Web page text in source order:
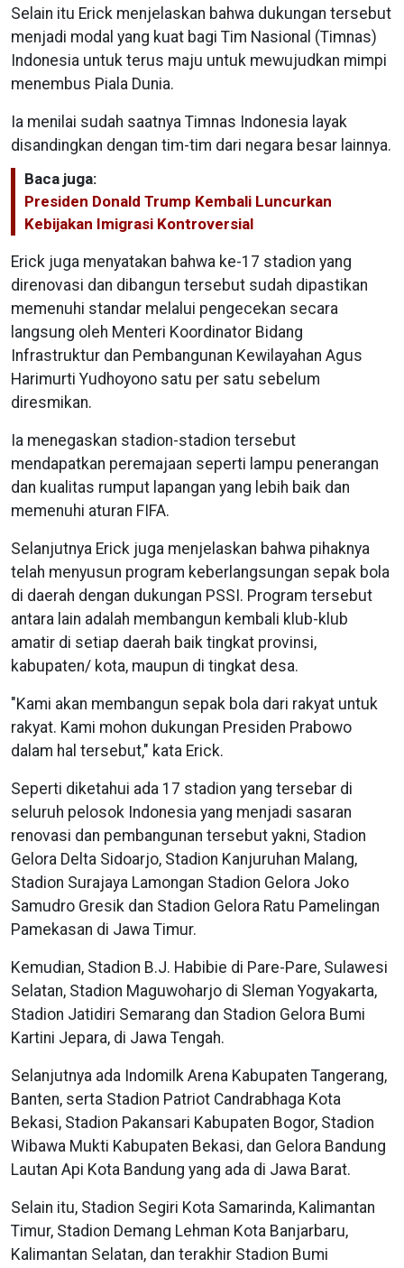
Selain itu Erick menjelaskan bahwa dukungan tersebut
menjadi modal yang kuat bagi Tim Nasional (Timnas)
Indonesia untuk terus maju untuk mewujudkan mimpi
menembus Piala Dunia.
Ia menilai sudah saatnya Timnas Indonesia layak
disandingkan dengan tim-tim dari negara besar lainnya.
Baca juga:
Presiden Donald Trump Kembali Luncurkan
Kebijakan Imigrasi Kontroversial
Erick juga menyatakan bahwa ke-17 stadion yang
direnovasi dan dibangun tersebut sudah dipastikan
memenuhi standar melalui pengecekan secara
langsung oleh Menteri Koordinator Bidang
Infrastruktur dan Pembangunan Kewilayahan Agus
Harimurti Yudhoyono satu per satu sebelum
diresmikan.
Ia menegaskan stadion-stadion tersebut
mendapatkan peremajaan seperti lampu penerangan
dan kualitas rumput lapangan yang lebih baik dan
memenuhi aturan FIFA.
Selanjutnya Erick juga menjelaskan bahwa pihaknya
telah menyusun program keberlangsungan sepak bola
di daerah dengan dukungan PSSI. Program tersebut
antara lain adalah membangun kembali klub-klub
amatir di setiap daerah baik tingkat provinsi,
kabupaten/ kota, maupun di tingkat desa.
"Kami akan membangun sepak bola dari rakyat untuk
rakyat. Kami mohon dukungan Presiden Prabowo
dalam hal tersebut," kata Erick.
Seperti diketahui ada 17 stadion yang tersebar di
seluruh pelosok Indonesia yang menjadi sasaran
renovasi dan pembangunan tersebut yakni, Stadion
Gelora Delta Sidoarjo, Stadion Kanjuruhan Malang,
Stadion Surajaya Lamongan Stadion Gelora Joko
Samudro Gresik dan Stadion Gelora Ratu Pamelingan
Pamekasan di Jawa Timur.
Kemudian, Stadion B.J. Habibie di Pare-Pare, Sulawesi
Selatan, Stadion Maguwoharjo di Sleman Yogyakarta,
Stadion Jatidiri Semarang dan Stadion Gelora Bumi
Kartini Jepara, di Jawa Tengah.
Selanjutnya ada Indomilk Arena Kabupaten Tangerang,
Banten, serta Stadion Patriot Candrabhaga Kota
Bekasi, Stadion Pakansari Kabupaten Bogor, Stadion
Wibawa Mukti Kabupaten Bekasi, dan Gelora Bandung
Lautan Api Kota Bandung yang ada di Jawa Barat.
Selain itu, Stadion Segiri Kota Samarinda, Kalimantan
Timur, Stadion Demang Lehman Kota Banjarbaru,
Kalimantan Selatan, dan terakhir Stadion Bumi